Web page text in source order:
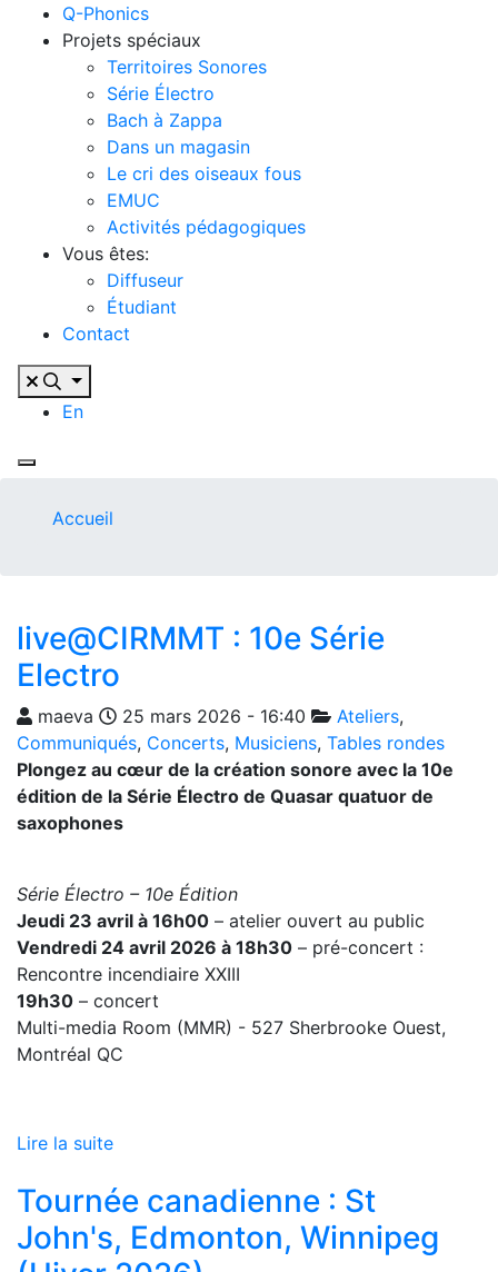
Q-Phonics
Projets spéciaux
Territoires Sonores
Série Électro
Bach à Zappa
Dans un magasin
Le cri des oiseaux fous
EMUC
Activités pédagogiques
Vous êtes:
Diffuseur
Étudiant
Contact
En
Accueil
live@CIRMMT : 10e Série
Electro
maeva 25 mars 2026 - 16:40 Ateliers,
Communiqués, Concerts, Musiciens, Tables rondes
Plongez au cœur de la création sonore avec la 10e
édition de la Série Électro de Quasar quatuor de
saxophones
Série Électro – 10e Édition
Jeudi 23 avril à 16h00 – atelier ouvert au public
Vendredi 24 avril 2026 à 18h30 – pré-concert :
Rencontre incendiaire XXIII
19h30 – concert
Multi-media Room (MMR) - 527 Sherbrooke Ouest,
Montréal QC
Lire la suite
Tournée canadienne : St
John's, Edmonton, Winnipeg